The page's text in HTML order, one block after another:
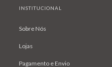
INSTITUCIONAL
Sobre Nós
Lojas
Pagamento e Envio